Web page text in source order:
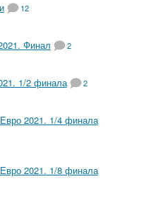
12
Финал 2
1/2 финала 2
2021. 1/4 финала
2021. 1/8 финала